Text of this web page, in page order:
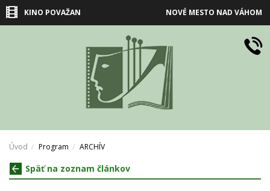
KINO POVAŽAN NOVÉ MESTO NAD VÁHOM
Úvod Program ARCHÍV
Späť na zoznam článkov